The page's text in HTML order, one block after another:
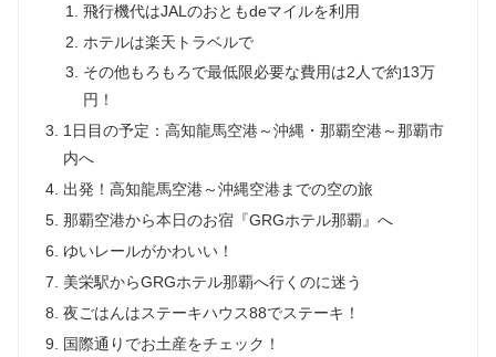
飛行機代はJALのおともdeマイルを利用
ホテルは楽天トラベルで
その他もろもろで最低限必要な費用は2人で約13万
円！
1日目の予定：高知龍馬空港～沖縄・那覇空港～那覇市
内へ
出発！高知龍馬空港～沖縄空港までの空の旅
那覇空港から本日のお宿『GRGホテル那覇』へ
ゆいレールがかわいい！
美栄駅からGRGホテル那覇へ行くのに迷う
夜ごはんはステーキハウス88でステーキ！
国際通りでお土産をチェック！